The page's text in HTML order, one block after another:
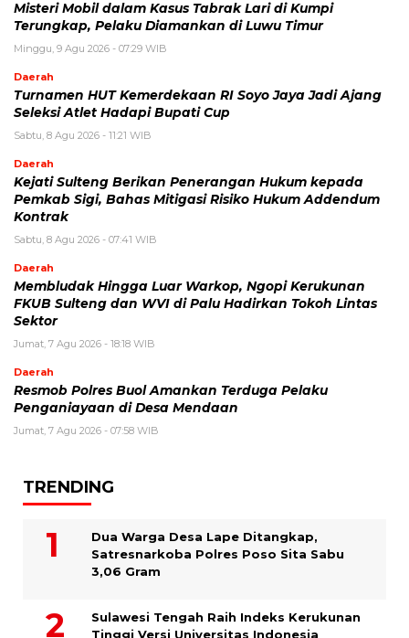
Misteri Mobil dalam Kasus Tabrak Lari di Kumpi
Terungkap, Pelaku Diamankan di Luwu Timur
Minggu, 9 Agu 2026 - 07:29 WIB
Daerah
Turnamen HUT Kemerdekaan RI Soyo Jaya Jadi Ajang
Seleksi Atlet Hadapi Bupati Cup
Sabtu, 8 Agu 2026 - 11:21 WIB
Daerah
Kejati Sulteng Berikan Penerangan Hukum kepada
Pemkab Sigi, Bahas Mitigasi Risiko Hukum Addendum
Kontrak
Sabtu, 8 Agu 2026 - 07:41 WIB
Daerah
Membludak Hingga Luar Warkop, Ngopi Kerukunan
FKUB Sulteng dan WVI di Palu Hadirkan Tokoh Lintas
Sektor
Jumat, 7 Agu 2026 - 18:18 WIB
Daerah
Resmob Polres Buol Amankan Terduga Pelaku
Penganiayaan di Desa Mendaan
Jumat, 7 Agu 2026 - 07:58 WIB
TRENDING
Dua Warga Desa Lape Ditangkap,
Satresnarkoba Polres Poso Sita Sabu
3,06 Gram
Sulawesi Tengah Raih Indeks Kerukunan
Tinggi Versi Universitas Indonesia